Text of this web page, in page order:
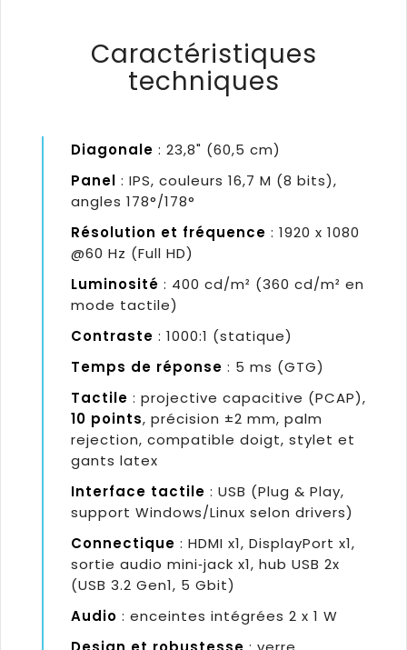
Caractéristiques
techniques
Diagonale : 23,8" (60,5 cm)
Panel : IPS, couleurs 16,7 M (8 bits),
angles 178°/178°
Résolution et fréquence : 1920 x 1080
@60 Hz (Full HD)
Luminosité : 400 cd/m² (360 cd/m² en
mode tactile)
Contraste : 1000:1 (statique)
Temps de réponse : 5 ms (GTG)
Tactile : projective capacitive (PCAP),
10 points, précision ±2 mm, palm
rejection, compatible doigt, stylet et
gants latex
Interface tactile : USB (Plug & Play,
support Windows/Linux selon drivers)
Connectique : HDMI x1, DisplayPort x1,
sortie audio mini‑jack x1, hub USB 2x
(USB 3.2 Gen1, 5 Gbit)
Audio : enceintes intégrées 2 x 1 W